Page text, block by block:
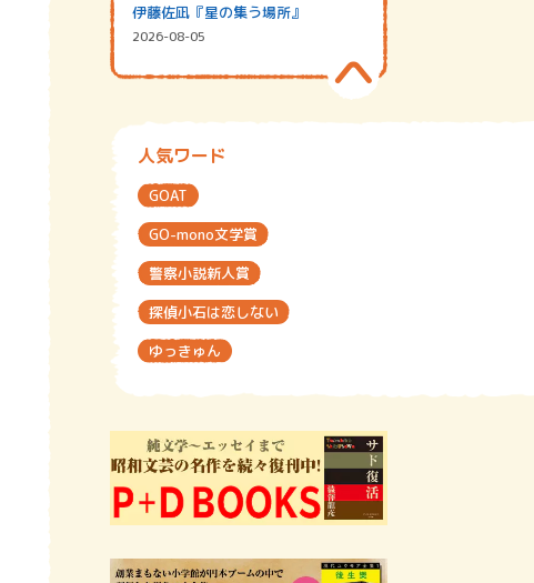
伊藤佐凪『星の集う場所』
2026-08-05
人気ワード
GOAT
GO-mono文学賞
警察小説新人賞
探偵小石は恋しない
ゆっきゅん